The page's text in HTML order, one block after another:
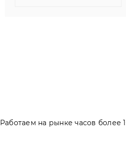
Работаем на рынке часов более